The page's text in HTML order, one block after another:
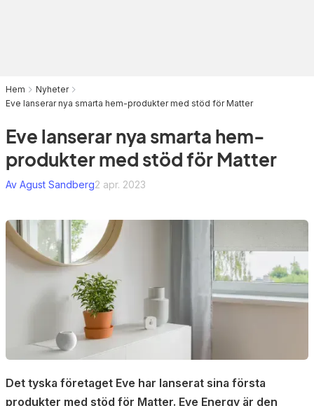
Hem
Nyheter
Eve lanserar nya smarta hem-produkter med stöd för Matter
Eve lanserar nya smarta hem-
produkter med stöd för Matter
Av Agust Sandberg2 apr. 2023
Det tyska företaget Eve har lanserat sina första
produkter med stöd för Matter. Eve Energy är den